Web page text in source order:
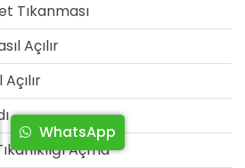
Tıkanması
Açılır
Açma
WhatsApp